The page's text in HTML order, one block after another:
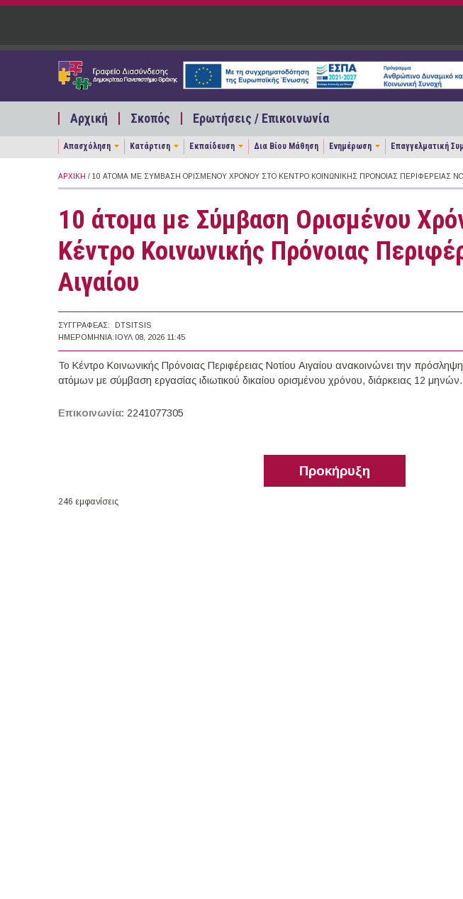
Παράκαμψη προς το κυρίως περιεχόμενο
Αρχική Σκοπός Ερωτήσεις / Επικοινωνία
Απασχόληση Κατάρτιση Εκπαίδευση Δια Βίου Μάθηση Ενημέρωση Επαγγελματική
ΑΡΧΙΚΉ / 10 ΆΤΟΜΑ ΜΕ ΣΎΜΒΑΣΗ ΟΡΙΣΜΈΝΟΥ ΧΡΌΝΟΥ ΣΤΟ ΚΈΝΤΡΟ ΚΟΙΝΩΝΙΚΉΣ ΠΡΌΝΟΙΑΣ ΠΕΡΙΦΈΡΕΙΑΣ
10 άτομα με Σύμβαση Ορισμένου
Κέντρο Κοινωνικής Πρόνοιας
Αιγαίου
ΣΥΓΓΡΑΦΈΑΣ:
DTSITSIS
ΗΜΕΡΟΜΗΝΊΑ: ΙΟΥΛ 08, 2026 11:45
Το Κέντρο Κοινωνικής Πρόνοιας Περιφέρειας Νοτίου Αιγαίου ανακοινώνει την
ατόμων με σύμβαση εργασίας ιδιωτικού δικαίου ορισμένου χρόνου, διάρκειας 12 μηνών.
Επικοινωνία: 2241077305
Προκήρυξη
246 εμφανίσεις